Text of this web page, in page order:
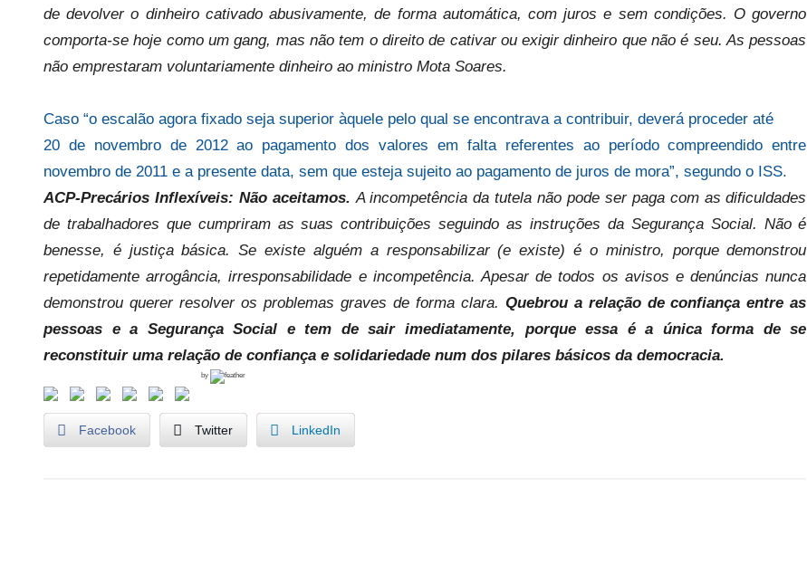
de devolver o dinheiro cativado abusivamente, de forma automática, com juros e sem condições. O governo
comporta-se hoje como um gang, mas não tem o direito de cativar ou exigir dinheiro que não é seu. As pessoas
não emprestaram voluntariamente dinheiro ao ministro Mota Soares.
Caso “o escalão agora fixado seja superior àquele pelo qual se encontrava a contribuir, deverá proceder até
20 de novembro de 2012 ao pagamento dos valores em falta referentes ao período compreendido entre
novembro de 2011 e a presente data, sem que esteja sujeito ao pagamento de juros de mora”, segundo o ISS.
ACP-Precários Inflexíveis: Não aceitamos.A incompetência da tutela não pode ser paga com as dificuldades
de trabalhadores que cumpriram as suas contribuições seguindo as instruções da Segurança Social. Não é
benesse, é justiça básica. Se existe alguém a responsabilizar (e existe) é o ministro, porque demonstrou
repetidamente arrogância, irresponsabilidade e incompetência. Apesar de todos os avisos e denúncias nunca
demonstrou querer resolver os problemas graves de forma clara. Quebrou a relação de confiança entre as
pessoas e a Segurança Social e tem de sair imediatamente, porque essa é a única forma de se
reconstituir uma relação de confiança e solidariedade num dos pilares básicos da democracia.
by
Facebook Twitter LinkedIn